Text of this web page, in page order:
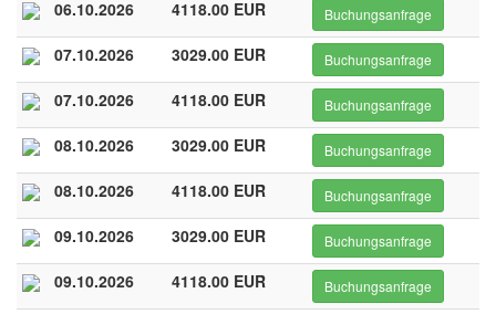
06.10.2026 4118.00 EUR Buchungsanfrage
07.10.2026 3029.00 EUR Buchungsanfrage
07.10.2026 4118.00 EUR Buchungsanfrage
08.10.2026 3029.00 EUR Buchungsanfrage
08.10.2026 4118.00 EUR Buchungsanfrage
09.10.2026 3029.00 EUR Buchungsanfrage
09.10.2026 4118.00 EUR Buchungsanfrage